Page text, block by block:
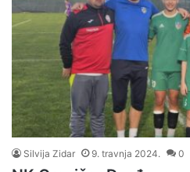
Silvija Zidar 9. travnja 2024. 0